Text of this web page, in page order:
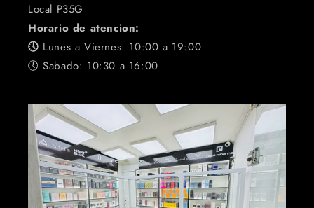
Local P35G
Horario de atencion:
🕔 Lunes a Viernes: 10:00 a 19:00
🕔 Sabado: 10:30 a 16:00